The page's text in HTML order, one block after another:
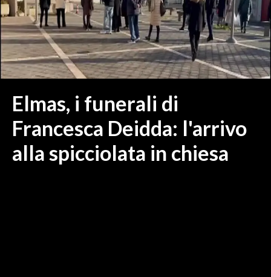
GALLURA
NUORO E PROVINCIA
OGLIASTRA
AGENDA
ITALIA
MONDO
POLITICA
Elmas, i funerali di
Francesca Deidda: l'arrivo
alla spicciolata in chiesa